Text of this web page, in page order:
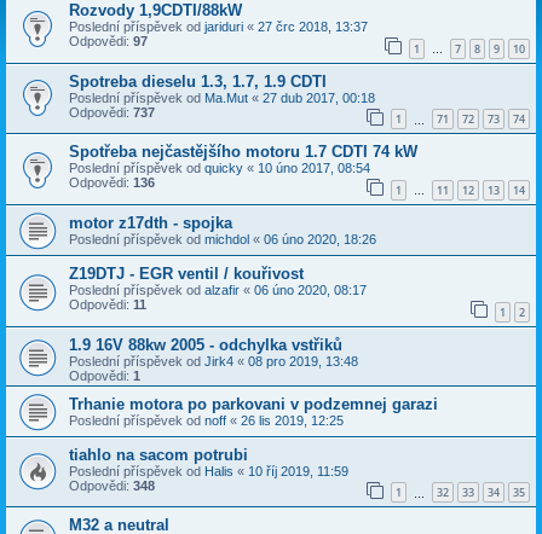
Rozvody 1,9CDTI/88kW
Poslední příspěvek od jariduri « 27 črc 2018, 13:37
Odpovědi: 97 1 … 7 8 9 10
Spotreba dieselu 1.3, 1.7, 1.9 CDTI
Poslední příspěvek od Ma.Mut « 27 dub 2017, 00:18
Odpovědi: 737 1 71 72 73 74
Spotřeba nejčastějšího motoru 1.7 CDTI 74 kW
Poslední příspěvek od quicky « 10 úno 2017, 08:54
Odpovědi: 136 1 … 11 12 13 14
motor z17dth - spojka
Poslední příspěvek od michdol « 06 úno 2020, 18:26
Z19DTJ - EGR ventil / kouřivost
Poslední příspěvek od alzafir « 06 úno 2020, 08:17
Odpovědi: 11 1 2
1.9 16V 88kw 2005 - odchylka vstřiků
Poslední příspěvek od Jirk4 « 08 pro 2019, 13:48
Odpovědi: 1
Trhanie motora po parkovani v podzemnej garazi
Poslední příspěvek od noff « 26 lis 2019, 12:25
tiahlo na sacom potrubi
Poslední příspěvek od Halis « 10 říj 2019, 11:59
Odpovědi: 348 1 32 33 34 35
M32 a neutral